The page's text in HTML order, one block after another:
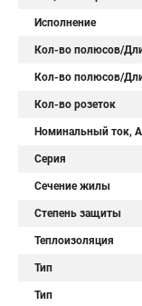
Исполнение
Кол-во полюсов/
Кол-во полюсов/
Кол-во розеток
Номинальный ток, А
Серия
Сечение жилы
Степень защиты
Теплоизоляция
Тип
Тип